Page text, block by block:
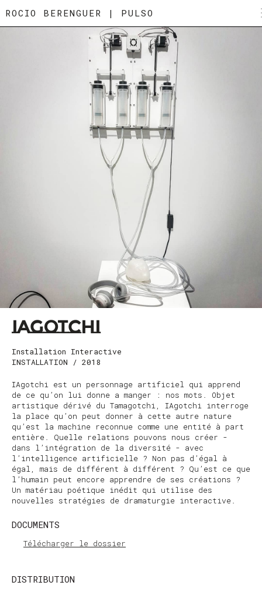
ROCIO BERENGUER | PULSO
IAGOTCHI
Installation Interactive
INSTALLATION
/ 2018
IAgotchi est un personnage artificiel qui apprend
de ce qu’on lui donne a manger : nos mots. Objet
artistique dérivé du Tamagotchi, IAgotchi interroge
la place qu’on peut donner à cette autre nature
qu’est la machine reconnue comme une entité à part
entière. Quelle relations pouvons nous créer -
dans l’intégration de la diversité - avec
l’intelligence artificielle ? Non pas d’égal à
égal, mais de différent à différent ? Qu’est ce que
l’humain peut encore apprendre de ses créations ?
Un matériau poétique inédit qui utilise des
nouvelles stratégies de dramaturgie interactive.
DOCUMENTS
Télécharger le dossier
DISTRIBUTION